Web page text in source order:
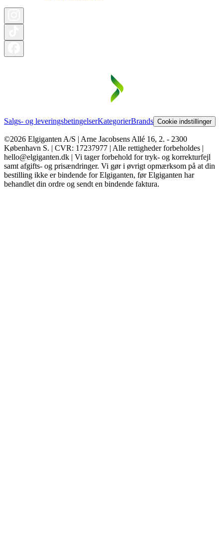
Salgs- og leveringsbetingelserKategorierBrands Cookie indstillinger
©2026 Elgiganten A/S | Arne Jacobsens Allé 16, 2. - 2300
København S. | CVR: 17237977 | Alle rettigheder forbeholdes |
hello@elgiganten.dk | Vi tager forbehold for tryk- og korrekturfejl
samt afgifts- og prisændringer. Vi gør i øvrigt opmærksom på at din
bestilling ikke er bindende for Elgiganten, før Elgiganten har
behandlet din ordre og sendt en bindende faktura.